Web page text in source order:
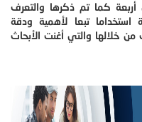
كما تم ذكرها والتعرف
استخداما تبعا لأهمية ودقة
من خلالها والتي أغنت الأبحاث